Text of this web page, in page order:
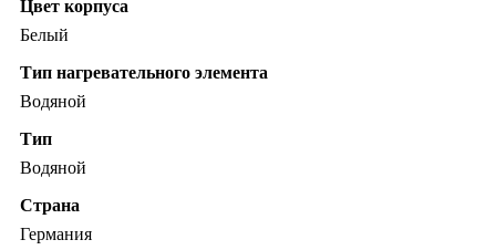
Цвет корпуса
Белый
Тип нагревательного элемента
Водяной
Тип
Водяной
Страна
Германия